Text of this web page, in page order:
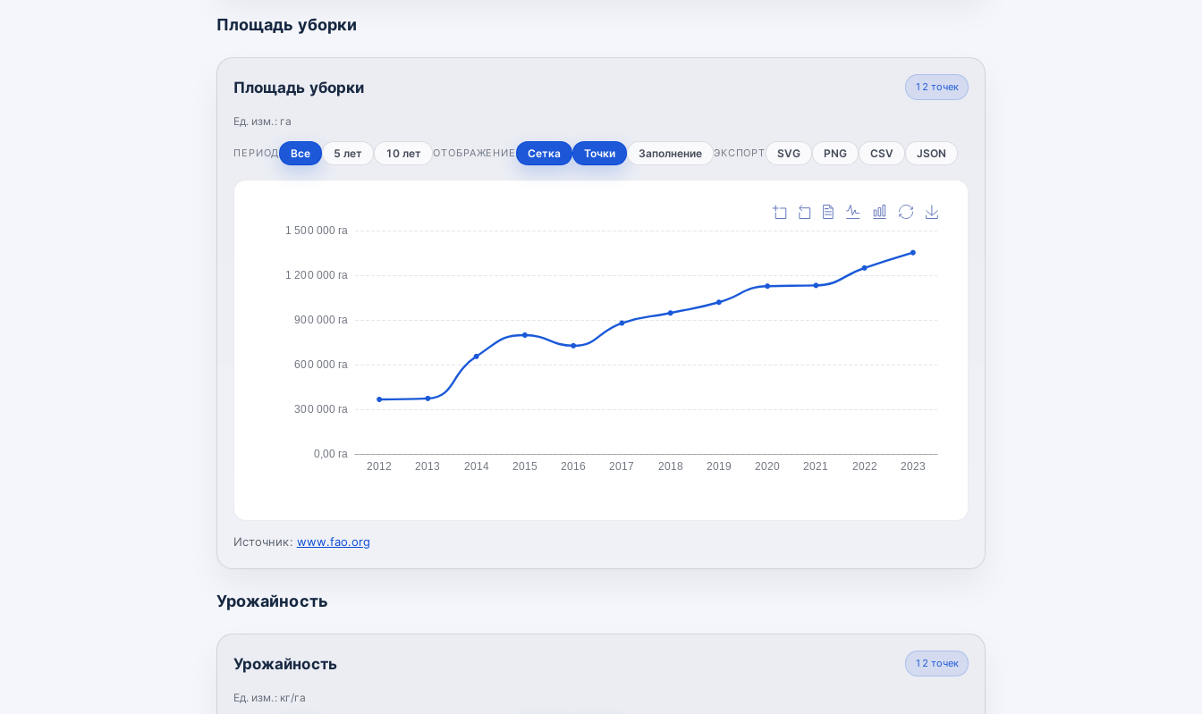
Площадь уборки
Площадь уборки
Ед. изм.: га
12 точек
ПЕРИОД Все 5 лет 10 лет ОТОБРАЖЕНИЕ Сетка Точки Заполнение ЭКСПОРТ SVG PNG CSV JSON
0,00 га
300 000 га
600 000 га
900 000 га
1 200 000 га
1 500 000 га
2012 2013 2014 2015 2016 2017 2018 2019 2020 2021 2022 2023
Источник: www.fao.org
Урожайность
Урожайность
Ед. изм.: кг/га
12 точек